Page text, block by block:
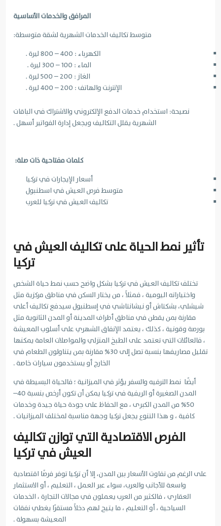
المرافق والخدمات الأساسية
متوسط تكاليف الخدمات الشهرية لشقة متوسطة:
الكهرباء : 400 – 800 ليرة .
الماء : 100 – 300 ليرة .
الغاز : 200 – 500 ليرة .
الإنترنت والهاتف : 200 – 400 ليرة .
نصيحة: استخدام خدمات الدفع الإلكتروني والاشتراك في الباقات
الشهرية يقلل التكاليف ويجعل إدارة الفواتير أسهل .
كلمات مفتاحية ذات صلة:
أسعار الإيجارات في تركيا
متوسط فرص العيش في اسطنبول
تكاليف العيش في تركيا للعرب
تأثير نمط الحياة على تكاليف العيش في
تركيا
تختلف تكاليف العيش في تركيا بشكل واضح حسب نمط حياة الشخص
واختياراته اليومية ، فمثلاً ، من يختار السكن في مناطق مركزية مثل
شيشلي، بشكتاش أو نيشانتاشي في إسطنبول سيدفع تكاليف أعلى
مقارنة بمن يقطن في مناطق أطراف المدينة أو المدن الثانوية مثل
بورصة وقونية ، كذلك ، يعتمد الإنفاق الشهري على أسلوب المعيشة
، فالعائلات التي تعتمد على الطبخ المنزلي والمواصلات العامة يمكنها
تقليل مصاريفها بنسبة تصل إلى 30% مقارنة بمن يتناولون الطعام في
الخارج أو يستخدمون سيارات خاصة .
أيضًا نمط الترفيه والسفر يؤثر في الميزانية ؛ فالحياة البسيطة في
المدن الصغيرة أو الريفية في تركيا يمكن أن تكون أرخص بنسبة 40–
50% من المدن الكبرى ، مع الحفاظ على جودة حياة جيدة وخدمات
كافية ، و هذا التنوع يجعل تركيا وجهة مناسبة لمختلف الميزانيات .
الفرص الاقتصادية التي توازن تكاليف
العيش في تركيا
على الرغم من تفاوت الأسعار بين المدن، إلا أن تركيا توفر فرصًا اقتصادية
واسعة للأجانب والعرب، سواء عبر العمل ، التعليم ، أو الاستثمار
العقاري ، فالكثير من العرب يعملون في مجالات التجارة ، الخدمات
السياحية ، أو التعليم ، ما يتيح لهم دخلاً مستقرًا يغطي نفقات
المعيشة بسهولة .